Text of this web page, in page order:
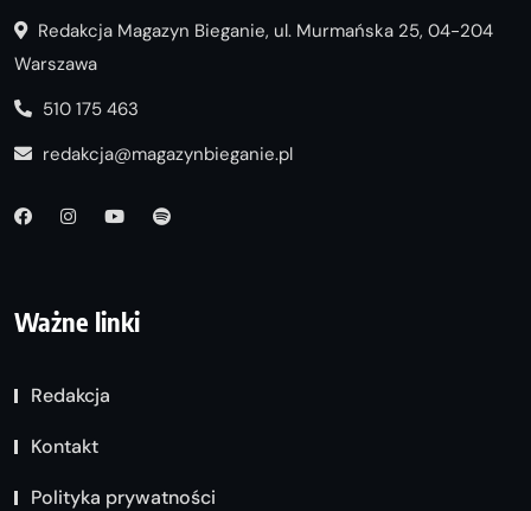
Redakcja Magazyn Bieganie, ul. Murmańska 25, 04-204
Warszawa
510 175 463
redakcja@magazynbieganie.pl
Ważne linki
Redakcja
Kontakt
Polityka prywatności